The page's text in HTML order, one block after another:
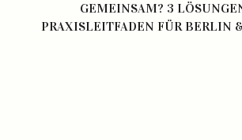
GEMEINSAM? 3
PRAXISLEITFADEN FÜR BERLIN